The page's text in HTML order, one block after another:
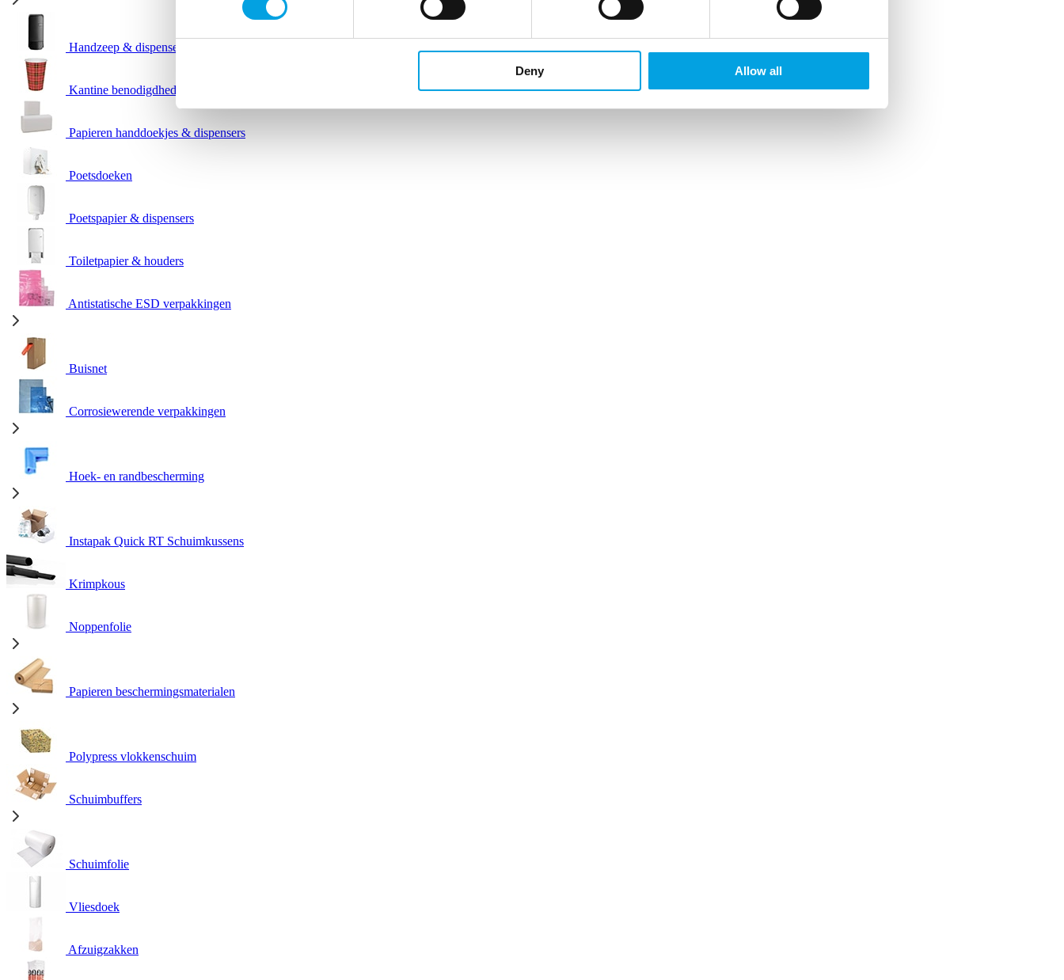
Deny Allow all
Handzeep & dispensers
Kantine benodigdheden
Papieren handdoekjes & dispensers
Poetsdoeken
Poetspapier & dispensers
Toiletpapier & houders
Antistatische ESD verpakkingen
Buisnet
Corrosiewerende verpakkingen
Hoek- en randbescherming
Instapak Quick RT Schuimkussens
Krimpkous
Noppenfolie
Papieren beschermingsmaterialen
Polypress vlokkenschuim
Schuimbuffers
Schuimfolie
Vliesdoek
Afzuigzakken